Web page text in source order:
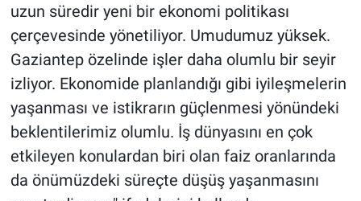
uzun süredir yeni bir ekonomi politikası
çerçevesinde yönetiliyor. Umudumuz yüksek.
Gaziantep özelinde işler daha olumlu bir seyir
izliyor. Ekonomide planlandığı gibi iyileşmelerin
yaşanması ve istikrarın güçlenmesi yönündeki
beklentilerimiz olumlu. İş dünyasını en çok
etkileyen konulardan biri olan faiz oranlarında
da önümüzdeki süreçte düşüş yaşanmasını